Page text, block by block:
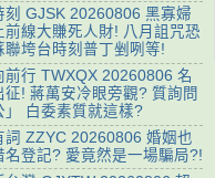
刻 GJSK 20260806 黑寡婦
前線大賺死人財! 八月詛咒恐
聯垮台時刻普丁剉咧等!
前行 TWXQX 20260806 名
征! 蔣萬安冷眼旁觀? 質詢問
」 白委素質就這樣?
詞 ZZYC 20260806 婚姻也
名登記? 愛竟然是一場騙局?!